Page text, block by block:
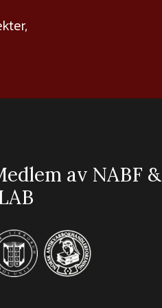
av NABF &